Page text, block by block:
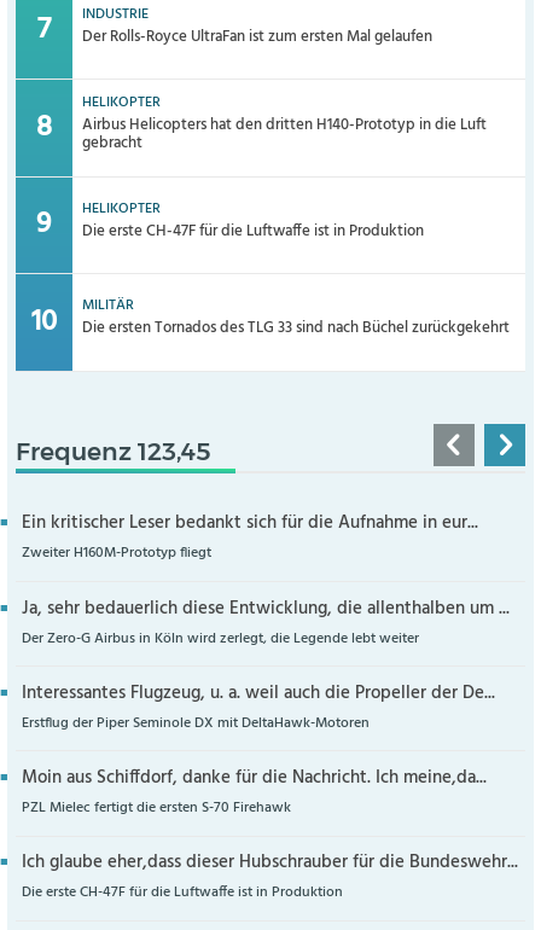
INDUSTRIE
Der Rolls-Royce UltraFan ist zum ersten Mal gelaufen
HELIKOPTER
Airbus Helicopters hat den dritten H140-Prototyp in die Luft
gebracht
HELIKOPTER
Die erste CH-47F für die Luftwaffe ist in Produktion
MILITÄR
Die ersten Tornados des TLG 33 sind nach Büchel zurückgekehrt
Frequenz 123,45
Ein kritischer Leser bedankt sich für die Aufnahme in eur...
Zweiter H160M-Prototyp fliegt
Ja, sehr bedauerlich diese Entwicklung, die allenthalben um ...
Der Zero-G Airbus in Köln wird zerlegt, die Legende lebt weiter
Interessantes Flugzeug, u. a. weil auch die Propeller der De...
Erstflug der Piper Seminole DX mit DeltaHawk-Motoren
Moin aus Schiffdorf, danke für die Nachricht. Ich meine,da...
PZL Mielec fertigt die ersten S-70 Firehawk
Ich glaube eher,dass dieser Hubschrauber für die Bundeswehr...
Die erste CH-47F für die Luftwaffe ist in Produktion